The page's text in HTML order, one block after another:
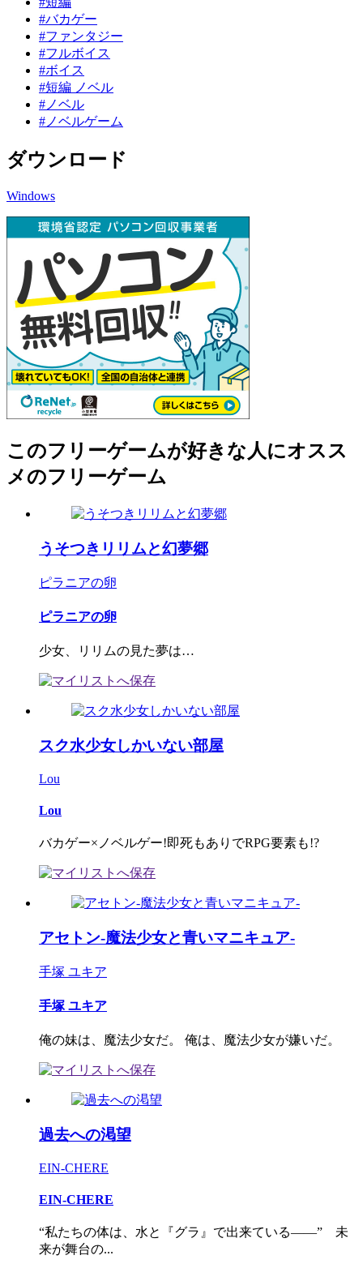
#バカゲー
#ファンタジー
#フルボイス
#ボイス
#短編 ノベル
#ノベル
#ノベルゲーム
ダウンロード
Windows
このフリーゲームが好きな人にオスス
メのフリーゲーム
うそつきリリムと幻夢郷
ピラニアの卵
ピラニアの卵
少女、リリムの見た夢は…
スク水少女しかいない部屋
Lou
Lou
バカゲー×ノベルゲー!即死もありでRPG要素も!?
アセトン-魔法少女と青いマニキュア-
手塚 ユキア
手塚 ユキア
俺の妹は、魔法少女だ。 俺は、魔法少女が嫌いだ。
過去への渇望
EIN-CHERE
EIN-CHERE
“私たちの体は、水と『グラ』で出来ている――” 未
来が舞台の...